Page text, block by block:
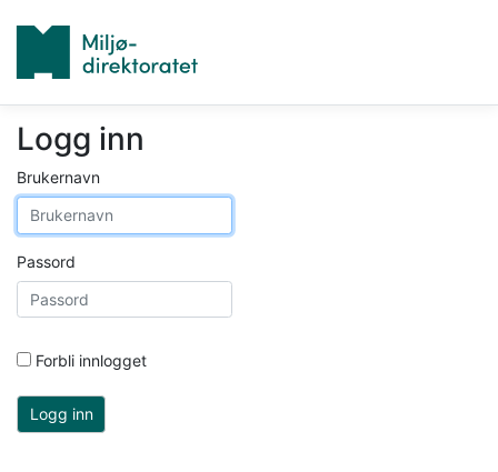
Logg inn
Brukernavn
Passord
Forbli innlogget
Logg inn